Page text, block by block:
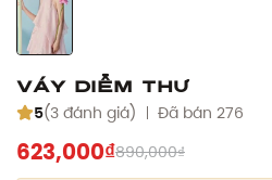
Váy Diễm Thư
5(3 đánh giá) Đã bán 276
623,000₫890,000₫